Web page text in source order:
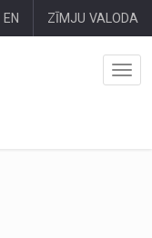
EN ZĪMJU VALODA